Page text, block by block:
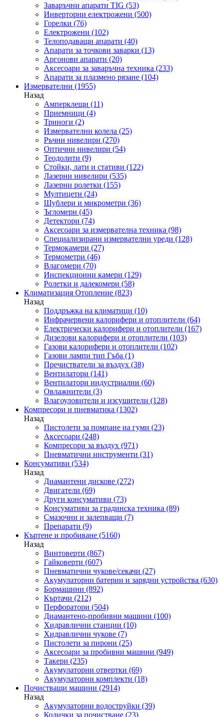
Заваръчни апарати TIG (53)
Инверторни електрожени (500)
Горелки (76)
Електрожени (102)
Телоподаващи апарати (40)
Апарати за точкови заварки (13)
Аргонови апарати (20)
Аксесоари за заваръчна техника (233)
Апарати за плазмено рязане (104)
Измервателни (1955)
Назад
Амперклещи (11)
Приемници (4)
Триноги (2)
Измервателни колела (25)
Ръчни нивелири (270)
Оптични нивелири (54)
Теодолити (9)
Стойки, лати и стативи (122)
Лазерни нивелири (535)
Лазерни ролетки (155)
Мултицети (24)
Шублери и микрометри (36)
Ъгломери (45)
Детектори (74)
Аксесоари за измервателна техника (98)
Специализирани измервателни уреди (128)
Термокамери (27)
Термометри (46)
Влагомери (70)
Инспекционни камери (129)
Ролетки и далекомери (58)
Климатизация Отопление (823)
Назад
Поддръжка на климатици (10)
Инфрачервени калорифери и отоплители (64)
Електрически калорифери и отоплители (167)
Дизелови калорифери и отоплители (103)
Газови калорифери и отоплители (102)
Газови лампи тип Гъба (1)
Пречистватели за въздух (38)
Вентилатори (141)
Вентилатори индустриални (60)
Овлажнители (3)
Влагоуловители и изсушители (128)
Компресори и пневматика (1302)
Назад
Пистолети за помпане на гуми (23)
Аксесоари (248)
Компресори за въздух (971)
Пневматични инструменти (31)
Консумативи (534)
Назад
Диамантени дискове (272)
Двигатели (69)
Други консумативи (73)
Консумативи за градинска техника (89)
Смазочни и залепващи (7)
Препарати (9)
Къртене и пробиване (5160)
Назад
Винтоверти (867)
Гайковерти (607)
Пневматични чукове/секачи (27)
Акумулаторни батерии и зарядни устройства (630)
Бормашини (892)
Къртачи (212)
Перфоратори (504)
Диамантено-пробивни машини (100)
Хидравлични станции (10)
Хидравлични чукове (7)
Пистолети за пирони (25)
Аксесоари за пробивни машини (949)
Такери (235)
Акумулаторни отвертки (69)
Акумулаторни комплекти (18)
Почистващи машини (2914)
Назад
Акумулаторни водоструйки (39)
Колички за почистване (23)